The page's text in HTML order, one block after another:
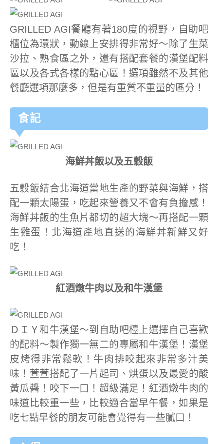
GRILLED AGI餐廳有著180度的視野，自助吧
櫃位為環狀，動線上安排得非常好～除了生菜
沙拉、熟食區之外，還有搭配套餐的漢堡配料
區以及各式各樣的點心區！選項雖然不及其他
餐廳選項那麼多，但是有重質不重量的區分！
食記
海鮮丼飯以及五穀飯
五穀飯結合北海道當地生產的野菜與海鮮，搭
配一顆太陽蛋，吃起來營養又不會有負擔感！
海鮮丼飯的生魚片都切的超大塊～再搭配一顆
生雞蛋！北海道產地直送的海鮮丼新鮮又好
吃！
紅酒燉牛肉以及和牛漢堡
ＤＩＹ和牛漢堡～到自助吧檯上選擇自己喜歡
的配料～製作獨一無二的專屬和牛漢堡！漢堡
皮烤得非常鬆軟！牛肉排咬起來非常多汁美
味！萱萱搭配了一片起司、烘蛋以及最愛的酸
黃瓜醬！咬下一口！超級滿足！紅酒燉牛肉的
味道比較重一些，比較適合當早午餐，如果是
吃七點早餐的朋友可能會覺得有一些膩口！